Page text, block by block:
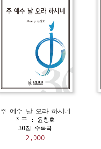
주 예수 날 오라 하시네
작곡 : 윤창호
30집 수록곡
2,000